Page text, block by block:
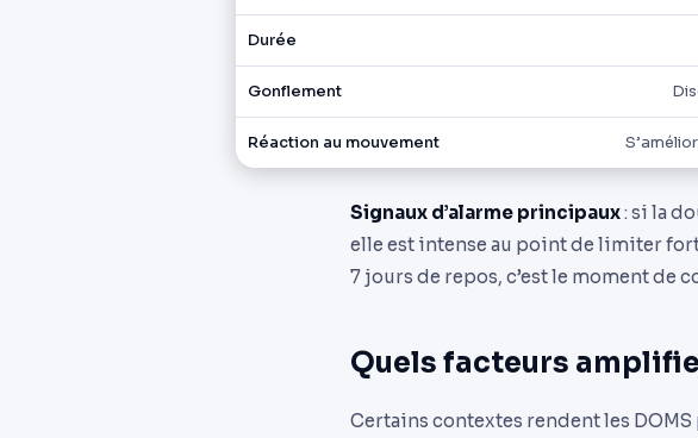
Durée
Gonflement
Réaction au mouvement
Signaux d’alarme principaux: si la
elle est intense au point de limiter
7 jours de repos, c’est le moment de
Quels facteurs
Certains contextes rendent les